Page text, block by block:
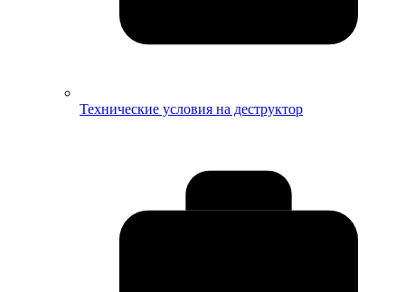
Технические условия на деструктор